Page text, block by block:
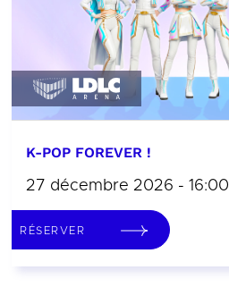
K-POP FOREVER !
27 décembre 2026 - 16:00
RÉSERVER